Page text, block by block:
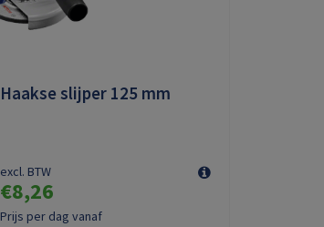
Haakse slijper 125 mm
Prijs per dag vanaf
€8,26
excl. BTW